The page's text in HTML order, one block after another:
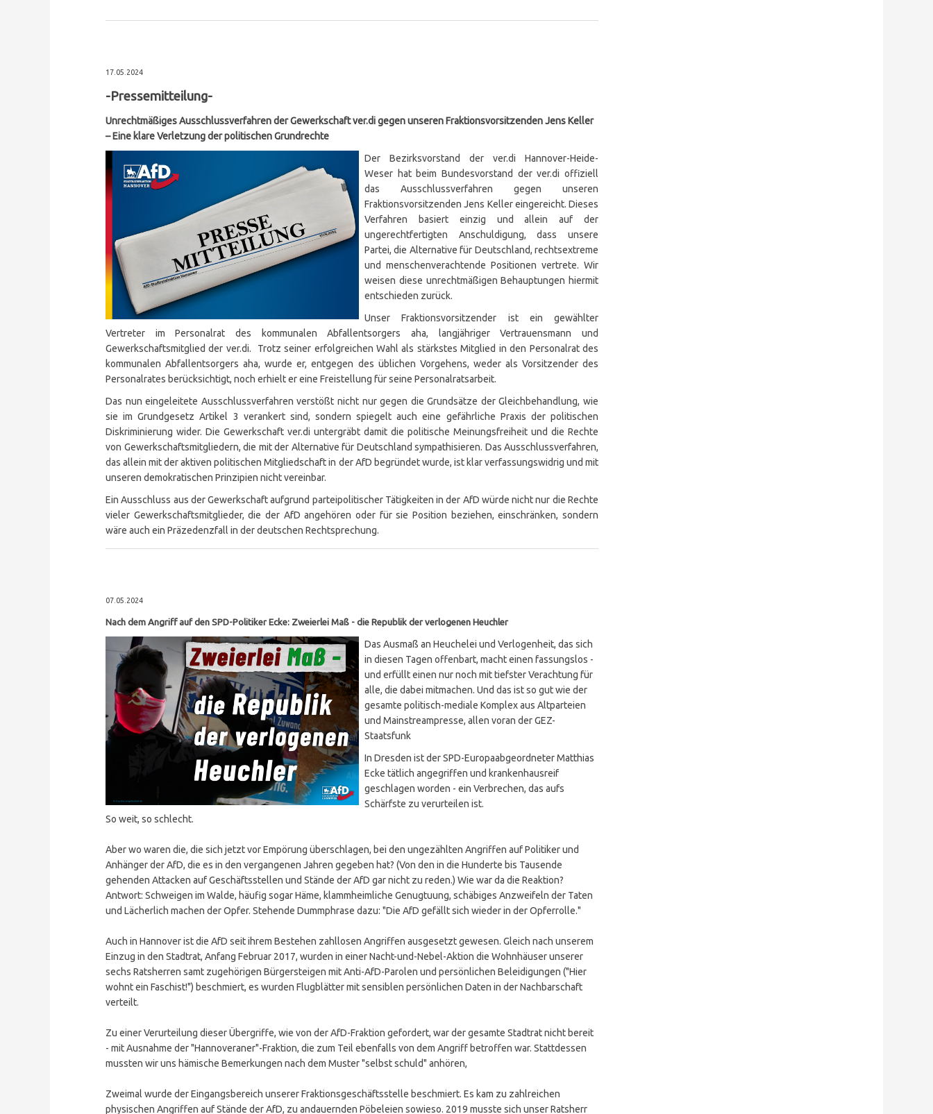
17.05.2024
-Pressemitteilung-
Unrechtmäßiges Ausschlussverfahren der Gewerkschaft ver.di gegen unseren Fraktionsvorsitzenden Jens Keller
– Eine klare Verletzung der politischen Grundrechte
Der Bezirksvorstand der ver.di Hannover-Heide-
Weser hat beim Bundesvorstand der ver.di offiziell
das Ausschlussverfahren gegen unseren
Fraktionsvorsitzenden Jens Keller eingereicht. Dieses
Verfahren basiert einzig und allein auf der
ungerechtfertigten Anschuldigung, dass unsere
Partei, die Alternative für Deutschland, rechtsextreme
und menschenverachtende Positionen vertrete. Wir
weisen diese unrechtmäßigen Behauptungen hiermit
entschieden zurück.
Unser Fraktionsvorsitzender ist ein gewählter
Vertreter im Personalrat des kommunalen Abfallentsorgers aha, langjähriger Vertrauensmann und
Gewerkschaftsmitglied der ver.di. Trotz seiner erfolgreichen Wahl als stärkstes Mitglied in den Personalrat des
kommunalen Abfallentsorgers aha, wurde er, entgegen des üblichen Vorgehens, weder als Vorsitzender des
Personalrates berücksichtigt, noch erhielt er eine Freistellung für seine Personalratsarbeit.
Das nun eingeleitete Ausschlussverfahren verstößt nicht nur gegen die Grundsätze der Gleichbehandlung, wie
sie im Grundgesetz Artikel 3 verankert sind, sondern spiegelt auch eine gefährliche Praxis der politischen
Diskriminierung wider. Die Gewerkschaft ver.di untergräbt damit die politische Meinungsfreiheit und die Rechte
von Gewerkschaftsmitgliedern, die mit der Alternative für Deutschland sympathisieren. Das Ausschlussverfahren,
das allein mit der aktiven politischen Mitgliedschaft in der AfD begründet wurde, ist klar verfassungswidrig und mit
unseren demokratischen Prinzipien nicht vereinbar.
Ein Ausschluss aus der Gewerkschaft aufgrund parteipolitischer Tätigkeiten in der AfD würde nicht nur die Rechte
vieler Gewerkschaftsmitglieder, die der AfD angehören oder für sie Position beziehen, einschränken, sondern
wäre auch ein Präzedenzfall in der deutschen Rechtsprechung.
07.05.2024
Nach dem Angriff auf den SPD-Politiker Ecke: Zweierlei Maß - die Republik der verlogenen Heuchler
Das Ausmaß an Heuchelei und Verlogenheit, das sich
in diesen Tagen offenbart, macht einen fassungslos -
und erfüllt einen nur noch mit tiefster Verachtung für
alle, die dabei mitmachen. Und das ist so gut wie der
gesamte politisch-mediale Komplex aus Altparteien
und Mainstreampresse, allen voran der GEZ-
Staatsfunk
In Dresden ist der SPD-Europaabgeordneter Matthias
Ecke tätlich angegriffen und krankenhausreif
geschlagen worden - ein Verbrechen, das aufs
Schärfste zu verurteilen ist.
So weit, so schlecht.
Aber wo waren die, die sich jetzt vor Empörung überschlagen, bei den ungezählten Angriffen auf Politiker und
Anhänger der AfD, die es in den vergangenen Jahren gegeben hat? (Von den in die Hunderte bis Tausende
gehenden Attacken auf Geschäftsstellen und Stände der AfD gar nicht zu reden.) Wie war da die Reaktion?
Antwort: Schweigen im Walde, häufig sogar Häme, klammheimliche Genugtuung, schäbiges Anzweifeln der Taten
und Lächerlich machen der Opfer. Stehende Dummphrase dazu: "Die AfD gefällt sich wieder in der Opferrolle."
Auch in Hannover ist die AfD seit ihrem Bestehen zahllosen Angriffen ausgesetzt gewesen. Gleich nach unserem
Einzug in den Stadtrat, Anfang Februar 2017, wurden in einer Nacht-und-Nebel-Aktion die Wohnhäuser unserer
sechs Ratsherren samt zugehörigen Bürgersteigen mit Anti-AfD-Parolen und persönlichen Beleidigungen ("Hier
wohnt ein Faschist!") beschmiert, es wurden Flugblätter mit sensiblen persönlichen Daten in der Nachbarschaft
verteilt.
Zu einer Verurteilung dieser Übergriffe, wie von der AfD-Fraktion gefordert, war der gesamte Stadtrat nicht bereit
- mit Ausnahme der "Hannoveraner"-Fraktion, die zum Teil ebenfalls von dem Angriff betroffen war. Stattdessen
mussten wir uns hämische Bemerkungen nach dem Muster "selbst schuld" anhören,
Zweimal wurde der Eingangsbereich unserer Fraktionsgeschäftsstelle beschmiert. Es kam zu zahlreichen
physischen Angriffen auf Stände der AfD, zu andauernden Pöbeleien sowieso. 2019 musste sich unser Ratsherr